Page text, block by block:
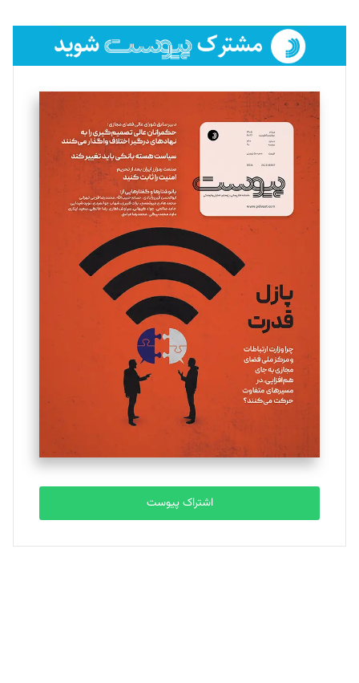
فائزه فتحی رستمی
تحریریه
سروش کرمیان
تحریریه
مینا پاکدل
یسنا امان‌پور
تحریریه
ملینا جعفری
تحریریه
مصطفی مسجدی آرانی
تحریریه
بابک نقاش
تحریریه
اشتراک پیوست